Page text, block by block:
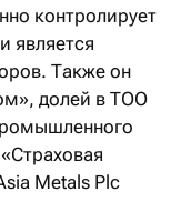
контролирует
является
Также он
долей в ТОО
Metals Plc